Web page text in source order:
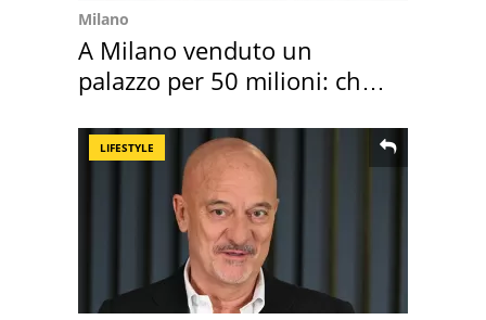
Milano
A Milano venduto un
palazzo per 50 milioni: chi
LIFESTYLE